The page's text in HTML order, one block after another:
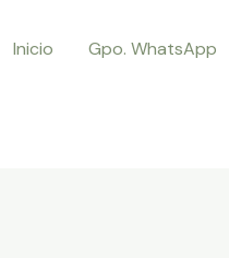
Inicio Gpo. WhatsApp